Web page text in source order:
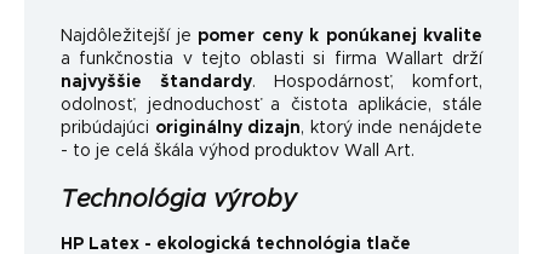
Najdôležitejší je pomer ceny k ponúkanej kvalite
a funkčnostia v tejto oblasti si firma Wallart drží
najvyššie štandardy. Hospodárnosť, komfort,
odolnosť, jednoduchosť a čistota aplikácie, stále
pribúdajúci originálny dizajn, ktorý inde nenájdete
- to je celá škála výhod produktov Wall Art.
Technológia výroby
HP Latex - ekologická technológia tlače